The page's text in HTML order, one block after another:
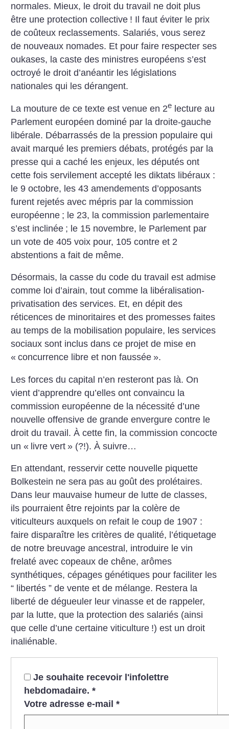
normales. Mieux, le droit du travail ne doit plus
être une protection collective ! Il faut éviter le prix
de coûteux reclassements. Salariés, vous serez
de nouveaux nomades. Et pour faire respecter ses
oukases, la caste des ministres européens s’est
octroyé le droit d’anéantir les législations
nationales qui les dérangent.
La mouture de ce texte est venue en 2e lecture au
Parlement européen dominé par la droite-gauche
libérale. Débarrassés de la pression populaire qui
avait marqué les premiers débats, protégés par la
presse qui a caché les enjeux, les députés ont
cette fois servilement accepté les diktats libéraux :
le 9 octobre, les 43 amendements d’opposants
furent rejetés avec mépris par la commission
européenne ; le 23, la commission parlementaire
s’est inclinée ; le 15 novembre, le Parlement par
un vote de 405 voix pour, 105 contre et 2
abstentions a fait de même.
Désormais, la casse du code du travail est admise
comme loi d’airain, tout comme la libéralisation-
privatisation des services. Et, en dépit des
réticences de minoritaires et des promesses faites
au temps de la mobilisation populaire, les services
sociaux sont inclus dans ce projet de mise en
« concurrence libre et non faussée ».
Les forces du capital n’en resteront pas là. On
vient d’apprendre qu’elles ont convaincu la
commission européenne de la nécessité d’une
nouvelle offensive de grande envergure contre le
droit du travail. À cette fin, la commission concocte
un « livre vert » (?!). À suivre…
En attendant, resservir cette nouvelle piquette
Bolkestein ne sera pas au goût des prolétaires.
Dans leur mauvaise humeur de lutte de classes,
ils pourraient être rejoints par la colère de
viticulteurs auxquels on refait le coup de 1907 :
faire disparaître les critères de qualité, l’étiquetage
de notre breuvage ancestral, introduire le vin
frelaté avec copeaux de chêne, arômes
synthétiques, cépages génétiques pour faciliter les
“ libertés ” de vente et de mélange. Restera la
liberté de dégueuler leur vinasse et de rappeler,
par la lutte, que la protection des salariés (ainsi
que celle d’une certaine viticulture !) est un droit
inaliénable.
Je souhaite recevoir l'infolettre
hebdomadaire. *
Votre adresse e-mail *